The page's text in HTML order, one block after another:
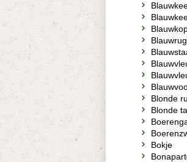
Blonde
Blonde
Bokje